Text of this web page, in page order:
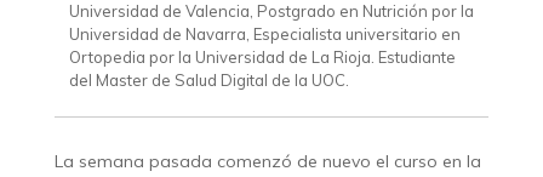
Universidad de Valencia, Postgrado en Nutrición por la
Universidad de Navarra, Especialista universitario en
Ortopedia por la Universidad de La Rioja. Estudiante
del Master de Salud Digital de la UOC.
La semana pasada comenzó de nuevo el curso en la